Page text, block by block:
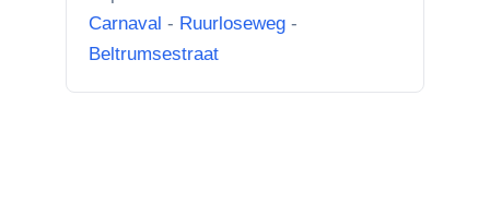
Carnaval - Ruurloseweg -
Beltrumsestraat